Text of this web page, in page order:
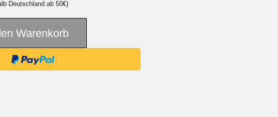
Deutschland ab 50€)
Warenkorb